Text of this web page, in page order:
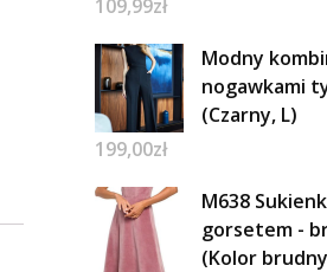
109,99zł
Modny
nogawkami
(Czarny, L)
199,00zł
M638
gorsetem -
(Kolor